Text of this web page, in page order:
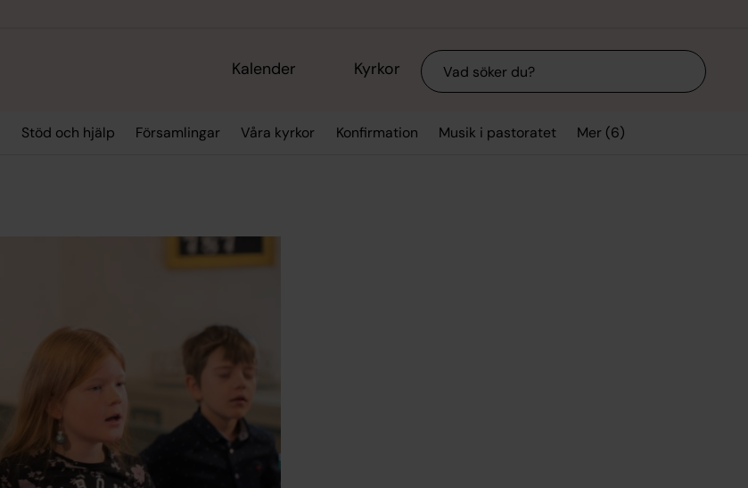
Kalender Kyrkor Sök
Stöd och hjälp Församlingar Våra kyrkor Konfirmation Musik i pastoratet Mer (6)